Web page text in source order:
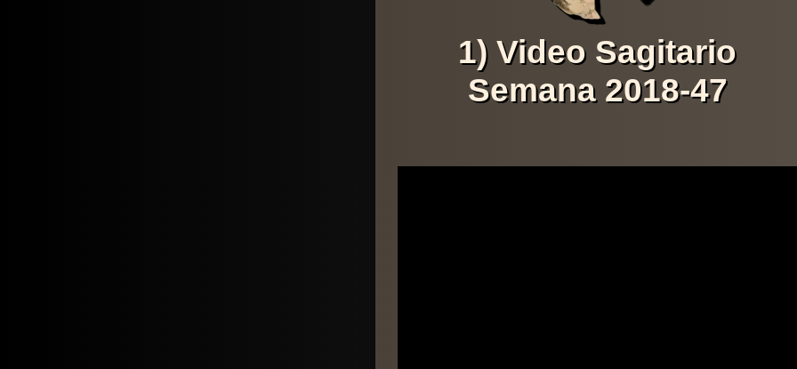
1) Video Sagitario
Semana 2018-47